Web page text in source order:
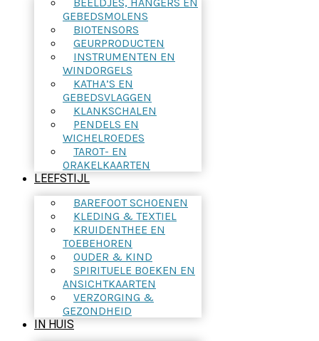
GEBEDSMOLENS
BIOTENSORS
GEURPRODUCTEN
INSTRUMENTEN EN
WINDORGELS
KATHA’S EN
GEBEDSVLAGGEN
KLANKSCHALEN
PENDELS EN
WICHELROEDES
TAROT- EN
ORAKELKAARTEN
LEEFSTIJL
BAREFOOT SCHOENEN
KLEDING & TEXTIEL
KRUIDENTHEE EN
TOEBEHOREN
OUDER & KIND
SPIRITUELE BOEKEN EN
ANSICHTKAARTEN
VERZORGING &
GEZONDHEID
IN HUIS